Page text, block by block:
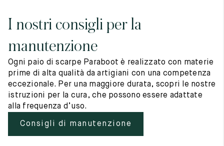
I nostri consigli per la
manutenzione
Ogni paio di scarpe Paraboot è realizzato con materie
prime di alta qualità da artigiani con una competenza
eccezionale. Per una maggiore durata, scopri le nostre
istruzioni per la cura, che possono essere adattate
alla frequenza d’uso.
Consigli di manutenzione